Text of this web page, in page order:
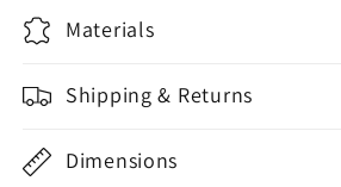
Materials
Shipping & Returns
Dimensions